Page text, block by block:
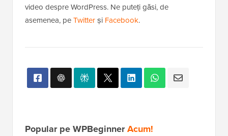
video despre WordPress. Ne puteți găsi, de
asemenea, peTwitterși Facebook.
Popular pe WPBeginnerAcum!